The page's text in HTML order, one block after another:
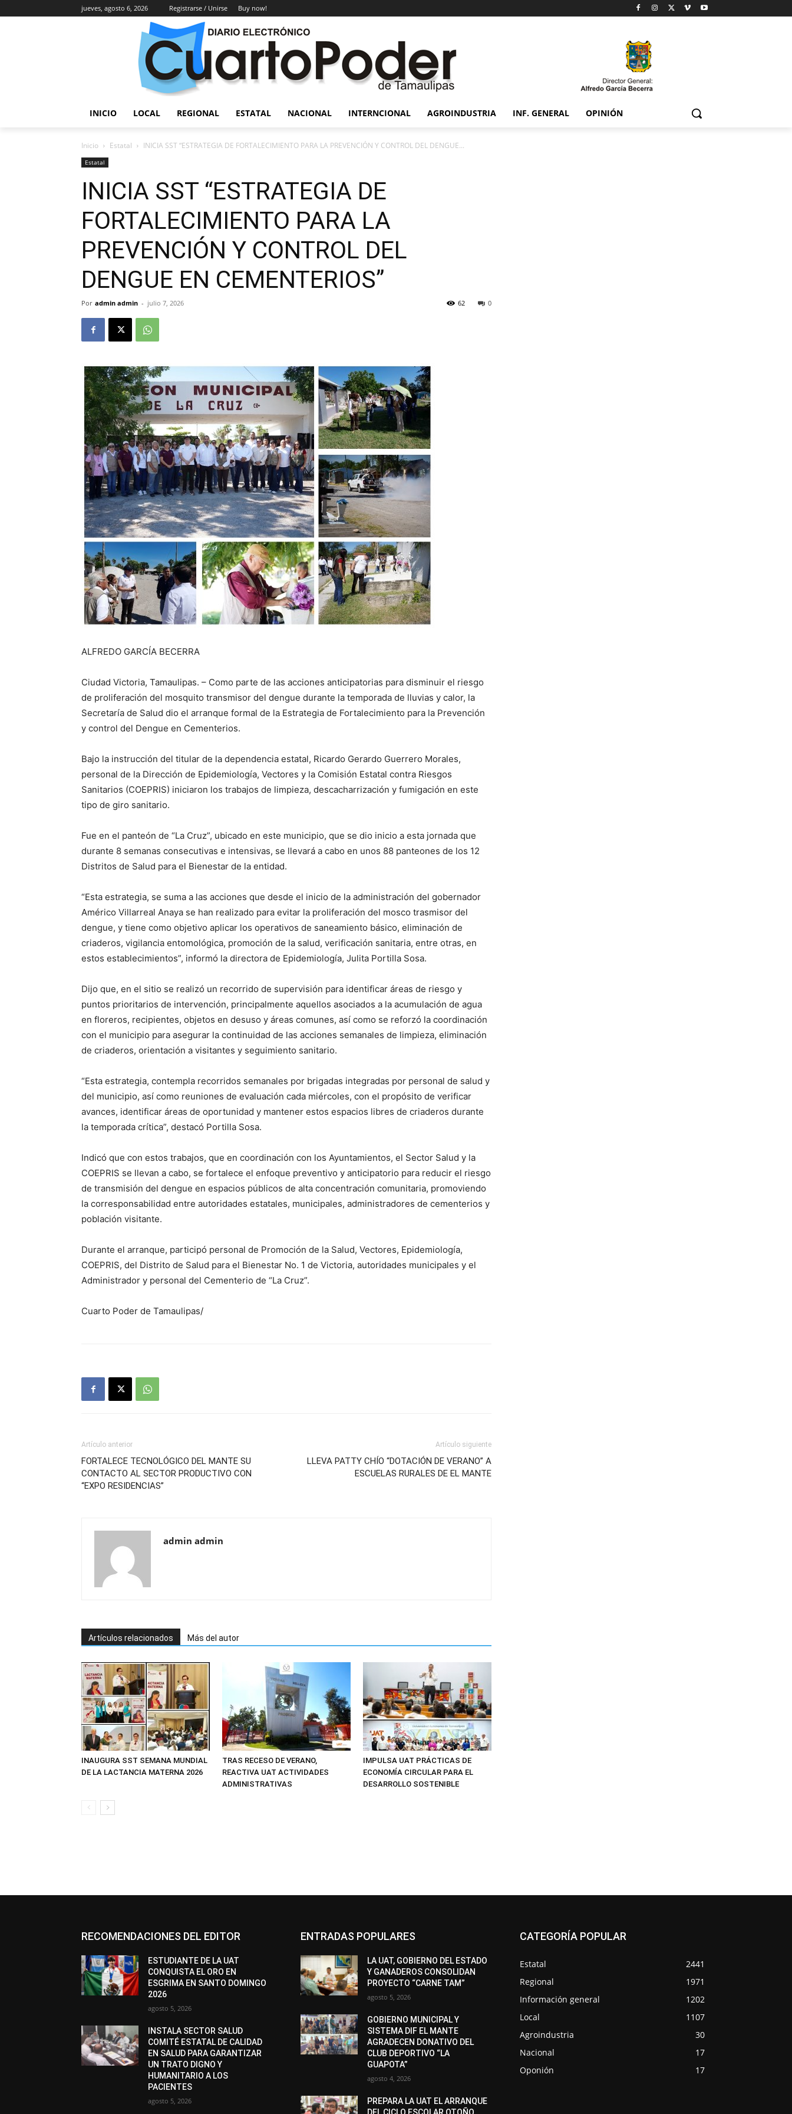
jueves, agosto 6, 2026 Registrarse / Unirse Buy now!
INICIO LOCAL REGIONAL ESTATAL NACIONAL INTERNCIONAL AGROINDUSTRIA INF. GENERAL OPINIÓN
Inicio Estatal INICIA SST “ESTRATEGIA DE FORTALECIMIENTO PARA LA PREVENCIÓN Y CONTROL DEL DENGUE...
Estatal
INICIA SST “ESTRATEGIA DE
FORTALECIMIENTO PARA LA
PREVENCIÓN Y CONTROL DEL
DENGUE EN CEMENTERIOS”
Por admin admin - julio 7, 2026 0
62
ALFREDO GARCÍA BECERRA
Ciudad Victoria, Tamaulipas. – Como parte de las acciones anticipatorias para disminuir el riesgo
de proliferación del mosquito transmisor del dengue durante la temporada de lluvias y calor, la
Secretaría de Salud dio el arranque formal de la Estrategia de Fortalecimiento para la Prevención
y control del Dengue en Cementerios.
Bajo la instrucción del titular de la dependencia estatal, Ricardo Gerardo Guerrero Morales,
personal de la Dirección de Epidemiología, Vectores y la Comisión Estatal contra Riesgos
Sanitarios (COEPRIS) iniciaron los trabajos de limpieza, descacharrización y fumigación en este
tipo de giro sanitario.
Fue en el panteón de “La Cruz”, ubicado en este municipio, que se dio inicio a esta jornada que
durante 8 semanas consecutivas e intensivas, se llevará a cabo en unos 88 panteones de los 12
Distritos de Salud para el Bienestar de la entidad.
“Esta estrategia, se suma a las acciones que desde el inicio de la administración del gobernador
Américo Villarreal Anaya se han realizado para evitar la proliferación del mosco trasmisor del
dengue, y tiene como objetivo aplicar los operativos de saneamiento básico, eliminación de
criaderos, vigilancia entomológica, promoción de la salud, verificación sanitaria, entre otras, en
estos establecimientos”, informó la directora de Epidemiología, Julita Portilla Sosa.
Dijo que, en el sitio se realizó un recorrido de supervisión para identificar áreas de riesgo y
puntos prioritarios de intervención, principalmente aquellos asociados a la acumulación de agua
en floreros, recipientes, objetos en desuso y áreas comunes, así como se reforzó la coordinación
con el municipio para asegurar la continuidad de las acciones semanales de limpieza, eliminación
de criaderos, orientación a visitantes y seguimiento sanitario.
“Esta estrategia, contempla recorridos semanales por brigadas integradas por personal de salud y
del municipio, así como reuniones de evaluación cada miércoles, con el propósito de verificar
avances, identificar áreas de oportunidad y mantener estos espacios libres de criaderos durante
la temporada crítica”, destacó Portilla Sosa.
Indicó que con estos trabajos, que en coordinación con los Ayuntamientos, el Sector Salud y la
COEPRIS se llevan a cabo, se fortalece el enfoque preventivo y anticipatorio para reducir el riesgo
de transmisión del dengue en espacios públicos de alta concentración comunitaria, promoviendo
la corresponsabilidad entre autoridades estatales, municipales, administradores de cementerios y
población visitante.
Durante el arranque, participó personal de Promoción de la Salud, Vectores, Epidemiología,
COEPRIS, del Distrito de Salud para el Bienestar No. 1 de Victoria, autoridades municipales y el
Administrador y personal del Cementerio de “La Cruz”.
Cuarto Poder de Tamaulipas/
Artículo anterior
FORTALECE TECNOLÓGICO DEL MANTE SU
CONTACTO AL SECTOR PRODUCTIVO CON
“EXPO RESIDENCIAS”
Artículo siguiente
LLEVA PATTY CHÍO “DOTACIÓN DE VERANO” A
ESCUELAS RURALES DE EL MANTE
admin admin
Artículos relacionados Más del autor
INAUGURA SST SEMANA MUNDIAL
DE LA LACTANCIA MATERNA 2026
TRAS RECESO DE VERANO,
REACTIVA UAT ACTIVIDADES
ADMINISTRATIVAS
IMPULSA UAT PRÁCTICAS DE
ECONOMÍA CIRCULAR PARA EL
DESARROLLO SOSTENIBLE
RECOMENDACIONES DEL EDITOR
ESTUDIANTE DE LA UAT
CONQUISTA EL ORO EN
ESGRIMA EN SANTO DOMINGO
2026
agosto 5, 2026
INSTALA SECTOR SALUD
COMITÉ ESTATAL DE CALIDAD
EN SALUD PARA GARANTIZAR
UN TRATO DIGNO Y
HUMANITARIO A LOS
PACIENTES
agosto 5, 2026
ENTRADAS POPULARES
LA UAT, GOBIERNO DEL ESTADO
Y GANADEROS CONSOLIDAN
PROYECTO “CARNE TAM”
agosto 5, 2026
GOBIERNO MUNICIPAL Y
SISTEMA DIF EL MANTE
AGRADECEN DONATIVO DEL
CLUB DEPORTIVO “LA
GUAPOTA”
agosto 4, 2026
PREPARA LA UAT EL ARRANQUE
CATEGORÍA POPULAR
Estatal
2441
Regional
1971
Información general
1202
Local
1107
Agroindustria
30
Nacional
17
Oponión
17